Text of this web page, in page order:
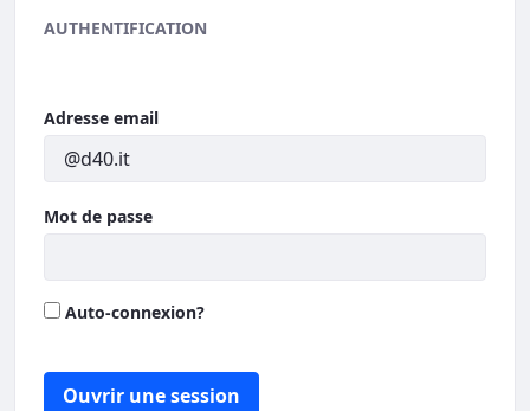
AUTHENTIFICATION
Adresse email
Mot de passe
Auto-connexion?
Ouvrir une session